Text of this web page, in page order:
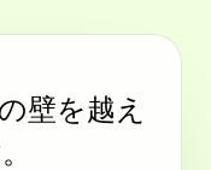
壁を越え